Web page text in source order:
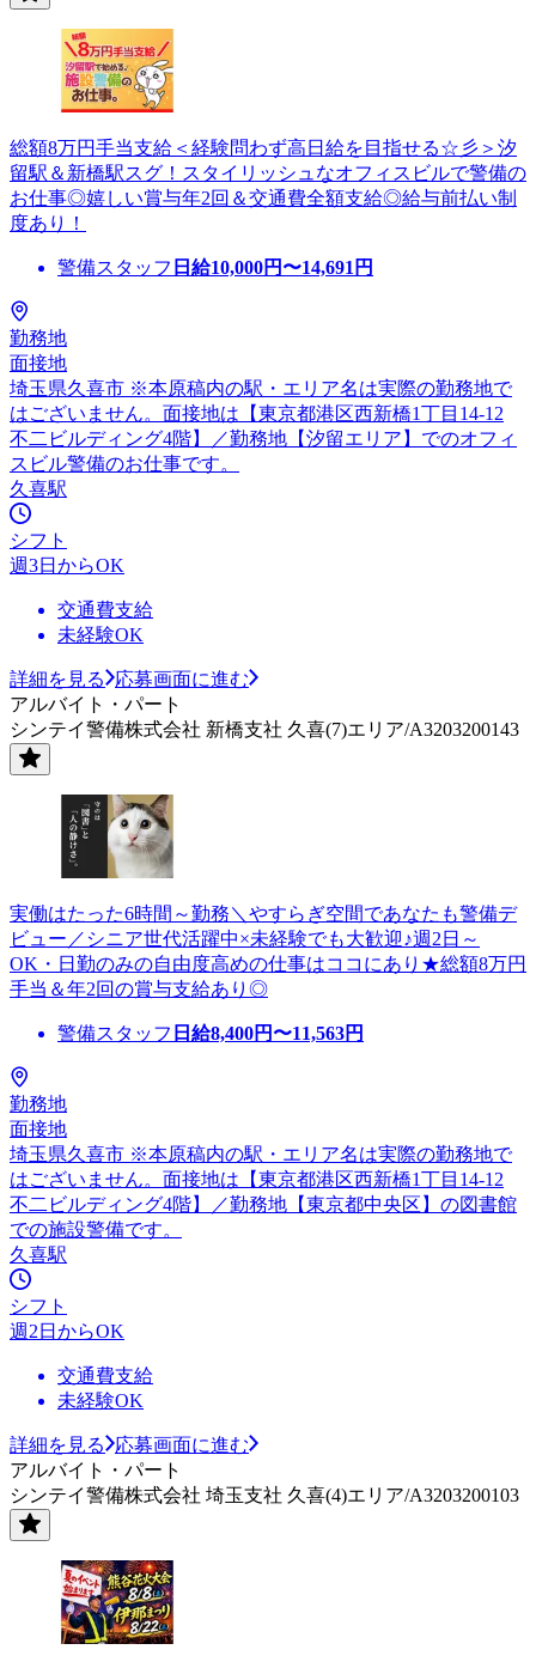
総額8万円手当支給＜経験問わず高日給を目指せる☆彡＞汐
留駅＆新橋駅スグ！スタイリッシュなオフィスビルで警備の
お仕事◎嬉しい賞与年2回＆交通費全額支給◎給与前払い制
度あり！
警備スタッフ 日給10,000円〜14,691 円
勤務地
面接地
埼玉県久喜市 ※本原稿内の駅・エリア名は実際の勤務地で
はございません。面接地は【東京都港区西新橋1丁目14-12
不二ビルディング4階】／勤務地【汐留エリア】でのオフィ
スビル警備のお仕事です。
久喜駅
シフト
週3日からOK
交通費支給
未経験OK
詳細を見る
応募画面に進む
アルバイト・パート
シンテイ警備株式会社 新橋支社 久喜(7)エリア/A3203200143
実働はたった6時間～勤務＼やすらぎ空間であなたも警備デ
ビュー／シニア世代活躍中×未経験でも大歓迎♪週2日～
OK・日勤のみの自由度高めの仕事はココにあり★総額8万円
手当＆年2回の賞与支給あり◎
警備スタッフ 日給8,400円〜11,563円
勤務地
面接地
埼玉県久喜市 ※本原稿内の駅・エリア名は実際の勤務地で
はございません。面接地は【東京都港区西新橋1丁目14-12
不二ビルディング4階】／勤務地【東京都中央区】の図書館
での施設警備です。
久喜駅
シフト
週2日からOK
交通費支給
未経験OK
詳細を見る
応募画面に進む
アルバイト・パート
シンテイ警備株式会社 埼玉支社 久喜(4)エリア/A3203200103